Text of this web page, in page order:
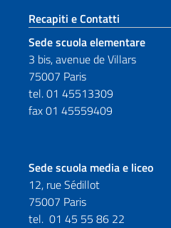
Sezione footer
Recapiti e Contatti
Sede scuola elementare
3 bis, avenue de Villars
75007 Paris
tel. 01 45513309
fax 01 45559409
Sede scuola media e liceo
12, rue Sédillot
75007 Paris
tel. 01 45 55 86 22